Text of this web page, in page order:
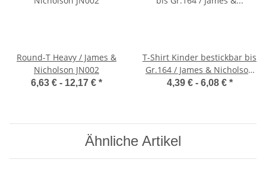
Round-T Heavy / James &
Nicholson JN002
6,63 € - 12,17 € *
T-Shirt Kinder bestickbar bis
Gr.164 / James & Nicholson
JN019
4,39 € - 6,08 € *
Ähnliche Artikel